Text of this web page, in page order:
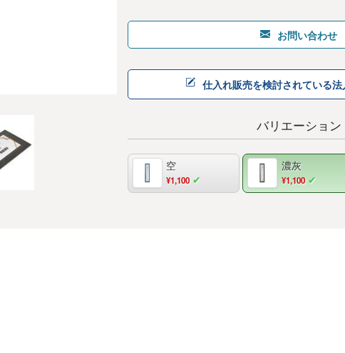
お問い合わせ
仕入れ販売を検討されている
バリエーション
空
¥1,100
濃灰
¥1,100